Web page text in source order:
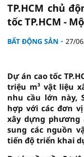
TP.HCM chủ
tốc TP.HCM -
BẤT ĐỘNG SẢN 27/
Dự án cao tốc
triệu m³ vật liệu
nhu cầu lớn này,
hợp với các đơn
xây dựng phương
sung các nguồn
tiến độ triển khai